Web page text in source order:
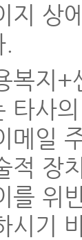
지 상
.
복지+
타사
메일
적 장
를 위
시기